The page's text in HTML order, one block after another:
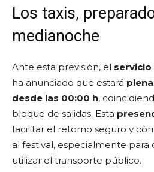
Los taxis,
medianoche
Ante esta previsión, el servicio
ha anunciado que estará
desde las 00:00 h,
bloque de salidas. Esta
facilitar el retorno seguro y
al festival, especialmente
utilizar el transporte público.